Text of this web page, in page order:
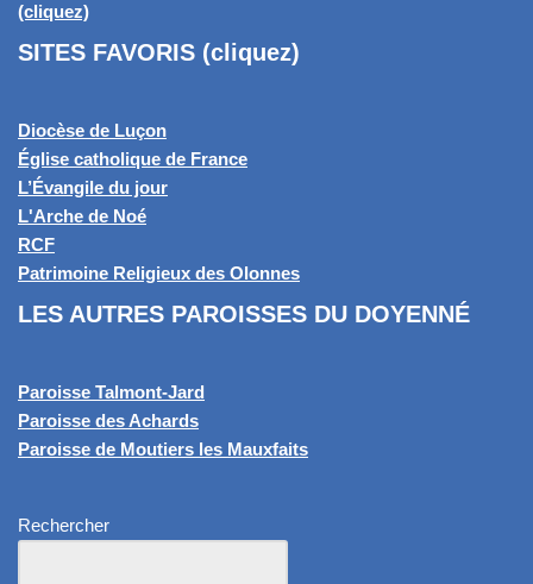
(cliquez)
SITES FAVORIS (cliquez)
Diocèse de Luçon
Église catholique de France
L’Évangile du jour
L'Arche de Noé
RCF
Patrimoine Religieux des Olonnes
LES AUTRES PAROISSES DU DOYENNÉ
Paroisse Talmont-Jard
Paroisse des Achards
Paroisse de Moutiers les Mauxfaits
Rechercher